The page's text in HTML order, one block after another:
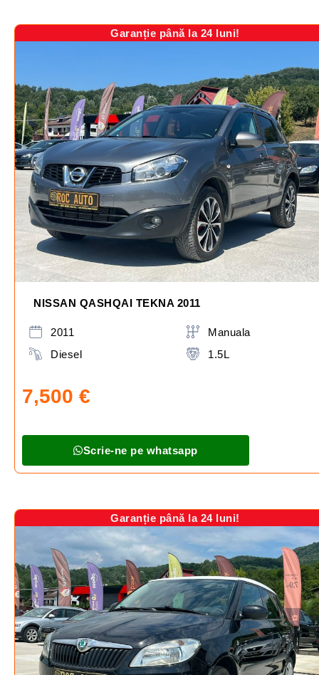
Garanție până la 24 luni!
NISSAN QASHQAI TEKNA 2011
2011
Diesel
Manuala
1.5L
7,500 €
Scrie-ne pe whatsapp
Garanție până la 24 luni!